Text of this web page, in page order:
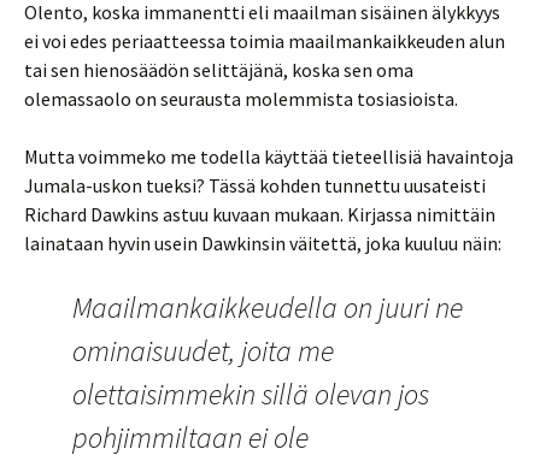
Olento, koska immanentti eli maailman sisäinen älykkyys
ei voi edes periaatteessa toimia maailmankaikkeuden alun
tai sen hienosäädön selittäjänä, koska sen oma
olemassaolo on seurausta molemmista tosiasioista.
Mutta voimmeko me todella käyttää tieteellisiä havaintoja
Jumala-uskon tueksi? Tässä kohden tunnettu uusateisti
Richard Dawkins astuu kuvaan mukaan. Kirjassa nimittäin
lainataan hyvin usein Dawkinsin väitettä, joka kuuluu näin:
Maailmankaikkeudella on juuri ne
ominaisuudet, joita me
olettaisimmekin sillä olevan jos
pohjimmiltaan ei ole